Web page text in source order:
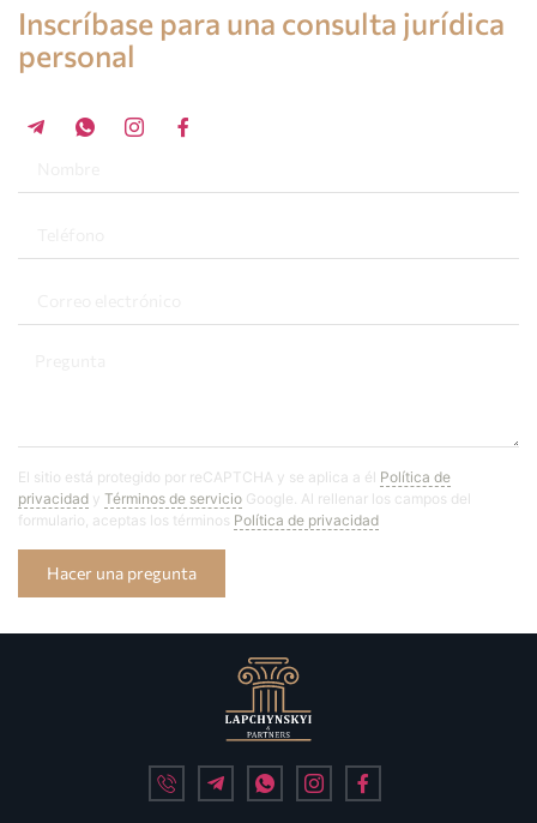
Inscríbase para una consulta jurídica
personal
El sitio está protegido por reCAPTCHA y se aplica a él Política de
privacidad y Términos de servicio Google. Al rellenar los campos del
formulario, aceptas los términos Política de privacidad
Hacer una pregunta